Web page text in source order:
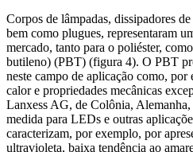
Corpos de lâmpadas, dissipadores
bem como plugues, representaram
mercado, tanto para o poliéster,
butileno) (PBT) (figura 4). O PBT
neste campo de aplicação como,
calor e propriedades mecânicas
Lanxess AG, de Colônia,
medida para LEDs e outras
caracterizam, por exemplo, por
ultravioleta, baixa tendência ao